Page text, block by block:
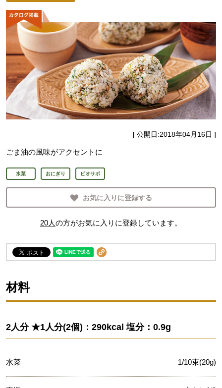
[ 公開日:2018年04月16日 ]
ごま油の風味がアクセントに
水菜 おにぎり ビオサポ
お気に入りに登録する
20人の方がお気に入りに登録しています。
材料
2人分 ★1人分(2個)：290kcal 塩分：0.9g
水菜 1/10束(20g)